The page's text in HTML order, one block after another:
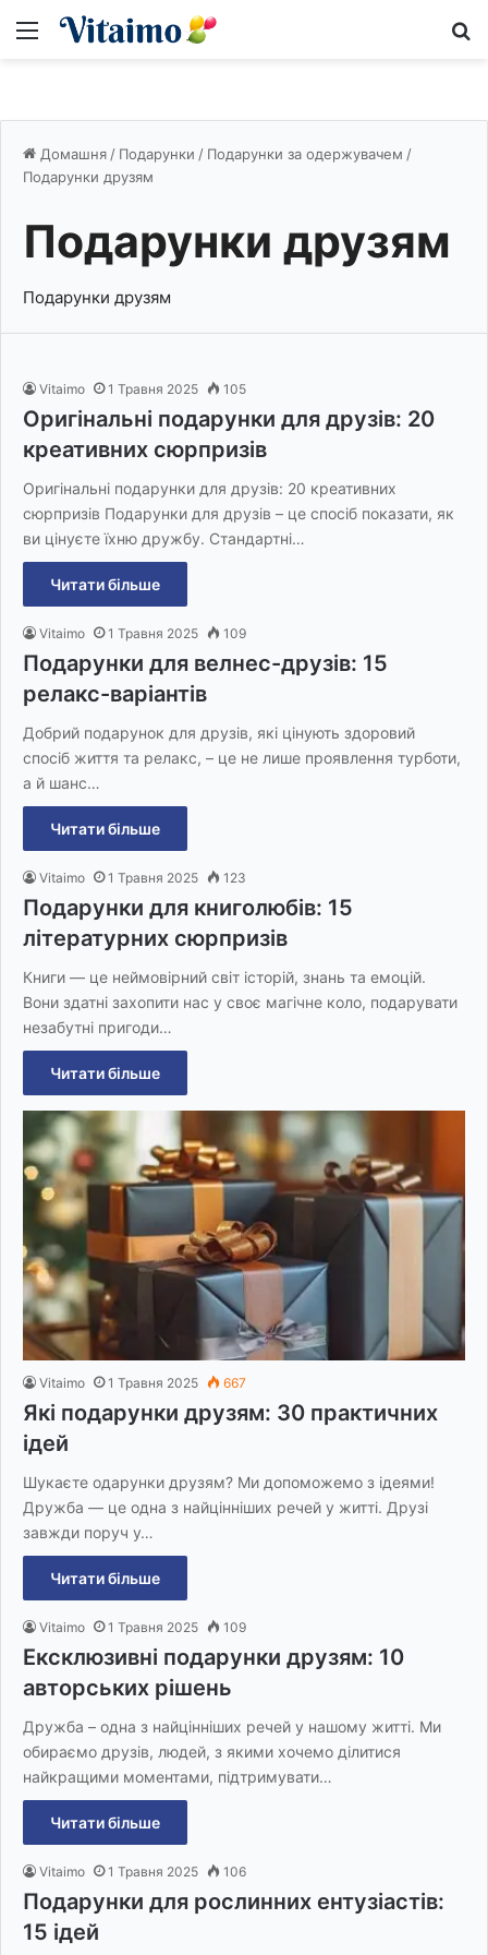
Меню
Домашня / Подарунки / Подарунки за одержувачем /
Подарунки друзям
Подарунки друзям
Подарунки друзям
Vitaimo 1 Травня 2025 105
Оригінальні подарунки для друзів: 20
креативних сюрпризів
Оригінальні подарунки для друзів: 20 креативних
сюрпризів Подарунки для друзів – це спосіб показати, як
ви цінуєте їхню дружбу. Стандартні…
Читати більше
Vitaimo 1 Травня 2025 109
Подарунки для велнес-друзів: 15
релакс-варіантів
Добрий подарунок для друзів, які цінують здоровий
спосіб життя та релакс, – це не лише проявлення турботи,
а й шанс…
Читати більше
Vitaimo 1 Травня 2025 123
Подарунки для книголюбів: 15
літературних сюрпризів
Книги — це неймовірний світ історій, знань та емоцій.
Вони здатні захопити нас у своє магічне коло, подарувати
незабутні пригоди…
Читати більше
Vitaimo 1 Травня 2025 667
Які подарунки друзям: 30 практичних
ідей
Шукаєте одарунки друзям? Ми допоможемо з ідеями!
Дружба — це одна з найцінніших речей у житті. Друзі
завжди поруч у…
Читати більше
Vitaimo 1 Травня 2025 109
Ексклюзивні подарунки друзям: 10
авторських рішень
Дружба – одна з найцінніших речей у нашому житті. Ми
обираємо друзів, людей, з якими хочемо ділитися
найкращими моментами, підтримувати…
Читати більше
Vitaimo 1 Травня 2025 106
Подарунки для рослинних ентузіастів:
15 ідей